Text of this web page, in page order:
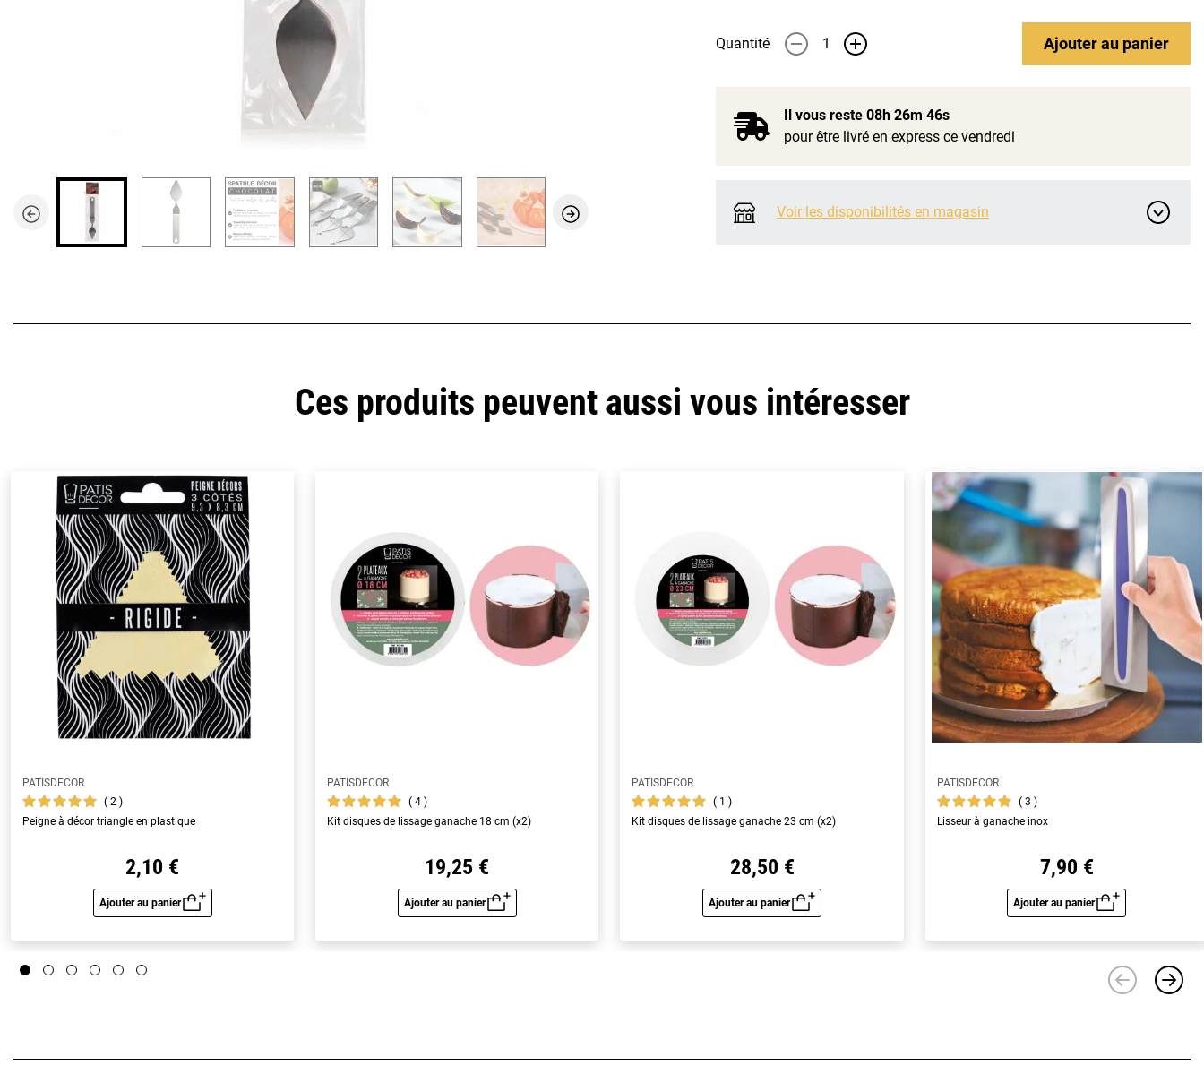
Quantité - + Ajouterau panier
Il vous reste 08h 26m 45s
pour être livré en express ce vendredi
Voir les disponibilités en magasin
Ces produits peuvent aussi vous intéresser
PATISDECOR
2
Peigne à décor triangle en plastique
2,10 €
Ajouter au panier
Aperçu rapide
PATISDECOR
4
Kit disques de lissage ganache 18 cm (x2)
19,25 €
Ajouter au panier
Aperçu rapide
PATISDECOR
1
Kit disques de lissage ganache 23 cm (x2)
28,50 €
Ajouter au panier
Aperçu rapide
PATISDECOR
3
Lisseur à ganache inox
7,90 €
Ajouter au panier
Aperçu rapide